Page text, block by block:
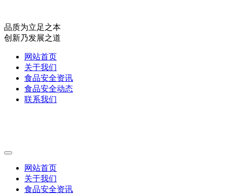
品质为立足之本
创新乃发展之道
网站首页
关于我们
食品安全资讯
食品安全动态
联系我们
网站首页
关于我们
食品安全资讯